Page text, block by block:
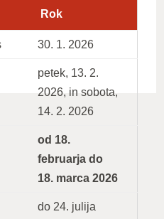
Rok
30. 1. 2026
petek, 13. 2.
2026, in sobota,
14. 2. 2026
od 18.
februarja do
18. marca 2026
do 24. julija